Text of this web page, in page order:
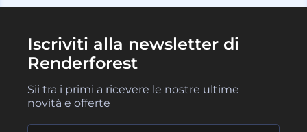
Iscriviti alla newsletter di
Renderforest
Sii tra i primi a ricevere le nostre ultime
novità e offerte